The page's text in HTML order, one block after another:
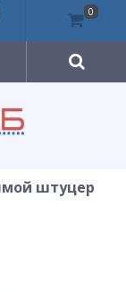
штуцер
0